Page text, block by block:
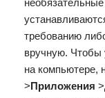
требованию
вручную. Чтобы
на компьютере,
>Приложения >